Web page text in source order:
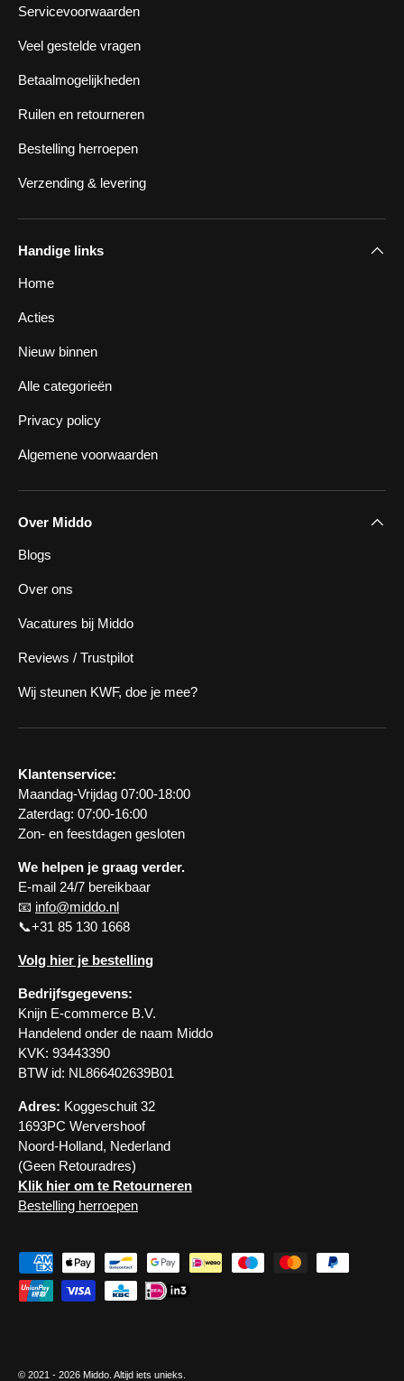
Servicevoorwaarden
Veel gestelde vragen
Betaalmogelijkheden
Ruilen en retourneren
Bestelling herroepen
Verzending & levering
Handige links
Home
Acties
Nieuw binnen
Alle categorieën
Privacy policy
Algemene voorwaarden
Over Middo
Blogs
Over ons
Vacatures bij Middo
Reviews / Trustpilot
Wij steunen KWF, doe je mee?
Klantenservice:
Maandag-Vrijdag 07:00-18:00
Zaterdag: 07:00-16:00
Zon- en feestdagen gesloten
We helpen je graag verder.
E-mail 24/7 bereikbaar
📧 info@middo.nl
📞+31 85 130 1668
Volg hier je bestelling
Bedrijfsgegevens:
Knijn E-commerce B.V.
Handelend onder de naam Middo
KVK: 93443390
BTW id: NL866402639B01
Adres: Koggeschuit 32
1693PC Wervershoof
Noord-Holland, Nederland
(Geen Retouradres)
Klik hier om te Retourneren
Bestelling herroepen
Geaccepteerde betaalmethoden
© 2021 - 2026 Middo . Altijd iets unieks.